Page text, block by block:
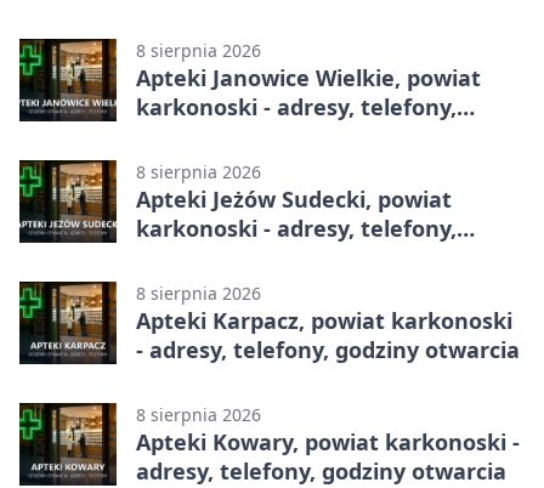
8 sierpnia 2026
Apteki Janowice Wielkie, powiat
karkonoski - adresy, telefony,
8 sierpnia 2026
Apteki Jeżów Sudecki, powiat
karkonoski - adresy, telefony,
8 sierpnia 2026
Apteki Karpacz, powiat karkonoski
- adresy, telefony, godziny otwarcia
8 sierpnia 2026
Apteki Kowary, powiat karkonoski -
adresy, telefony, godziny otwarcia